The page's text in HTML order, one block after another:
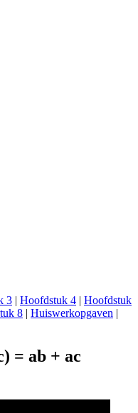
3 | Hoofdstuk 4 | Hoofdstuk
8 | Huiswerkopgaven |
= ab + ac